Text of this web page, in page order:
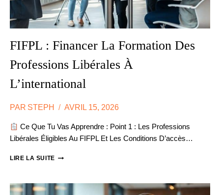
FIFPL : Financer La Formation Des
Professions Libérales À
L’international
PAR STEPH AVRIL 15, 2026
Ce Que Tu Vas Apprendre : Point 1 : Les Professions
Libérales Éligibles Au FIFPL Et Les Conditions D’accès…
LIRE LA SUITEFIFPL
LA